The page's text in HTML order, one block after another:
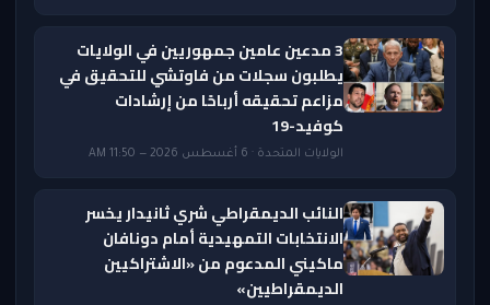
3 مدعين عامين جمهوريين في الولايات
يطلبون سجلات من فاوتشي للتحقيق في
مزاعم تحقيقه أرباحًا من إرشادات
كوفيد-19
الولايات المتحدة · 6 أغسطس 2026 — 11:50 AM
النائب الديمقراطي شري ثانيدار يخسر
الانتخابات التمهيدية أمام دونافان
ماكيني المدعوم من «الاشتراكيين
الديمقراطيين»